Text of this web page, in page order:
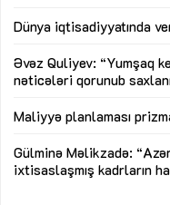
Dünya iqtisadiyyatında
Əvəz Quliyev: “Yumşaq
nəticələri qorunub
Maliyyə planlaması
Gülminə Məlikzadə:
ixtisaslaşmış kadrların